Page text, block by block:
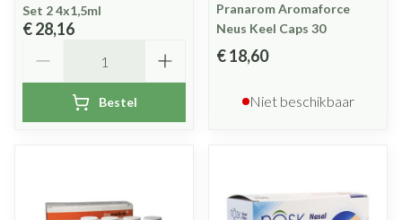
Set 2 4x1,5ml
€ 28,16
Bestel
Pranarom Aromaforce
Neus Keel Caps 30
€ 18,60
Niet beschikbaar